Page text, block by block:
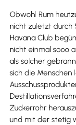
Obwohl Rum
nicht zuletzt durch
Havana Club
nicht einmal sooo
als solcher
sich die Menschen
Zuckerrohr
und mit der stetig